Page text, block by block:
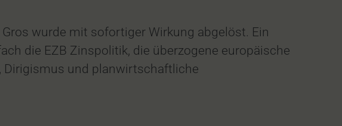
wurde mit sofortiger Wirkung abgelöst. Ein
die EZB Zinspolitik, die überzogene europäische
Dirigismus und planwirtschaftliche